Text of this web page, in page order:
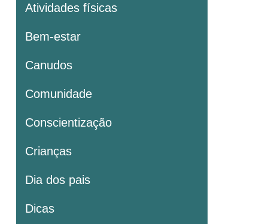
Atividades físicas
Bem-estar
Canudos
Comunidade
Conscientização
Crianças
Dia dos pais
Dicas